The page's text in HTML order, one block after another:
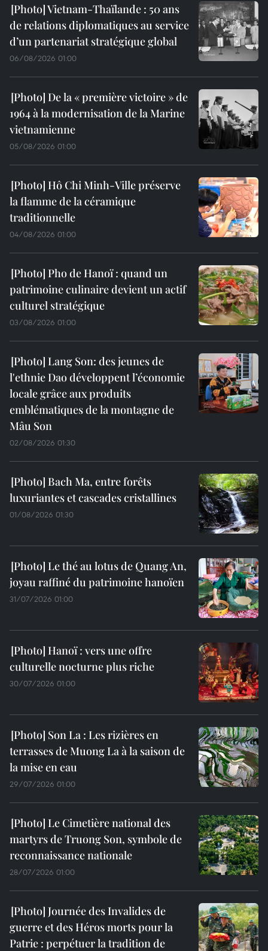
Vietnam-Thaïlande : 50 ans
de relations diplomatiques au service
d’un partenariat stratégique global
06/08/2026 01:00
De la « première victoire » de
1964 à la modernisation de la Marine
vietnamienne
05/08/2026 01:00
Hô Chi Minh-Ville préserve
la flamme de la céramique
traditionnelle
04/08/2026 01:00
Pho de Hanoï : quand un
patrimoine culinaire devient un actif
culturel stratégique
03/08/2026 01:00
Lang Son: des jeunes de
l'ethnie Dao développent l’économie
locale grâce aux produits
emblématiques de la montagne de
Mâu Son
02/08/2026 01:30
Bach Ma, entre forêts
luxuriantes et cascades cristallines
01/08/2026 01:30
Le thé au lotus de Quang An,
joyau raffiné du patrimoine hanoïen
31/07/2026 01:00
Hanoï : vers une offre
culturelle nocturne plus riche
30/07/2026 01:00
Son La : Les rizières en
terrasses de Muong La à la saison de
la mise en eau
29/07/2026 01:00
Le Cimetière national des
martyrs de Truong Son, symbole de
reconnaissance nationale
28/07/2026 01:00
Journée des Invalides de
guerre et des Héros morts pour la
Patrie : perpétuer la tradition de